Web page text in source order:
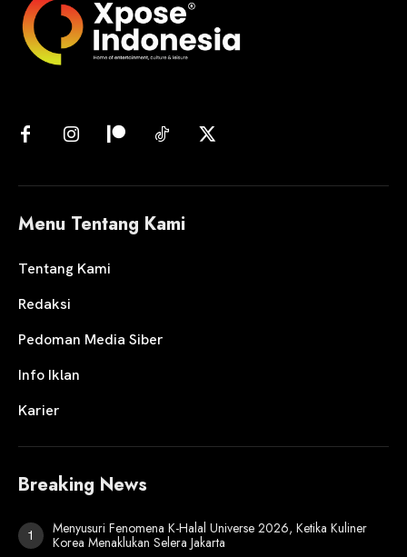
Menu Tentang Kami
Tentang Kami
Redaksi
Pedoman Media Siber
Info Iklan
Karier
Breaking News
Menyusuri Fenomena K-Halal Universe 2026, Ketika Kuliner
Korea Menaklukan Selera Jakarta